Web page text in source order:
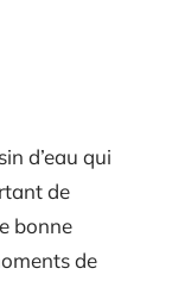
d’eau qui
de
bonne
de